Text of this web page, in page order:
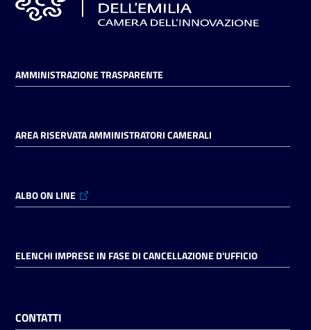
AMMINISTRAZIONE TRASPARENTE
AREA RISERVATA AMMINISTRATORI CAMERALI
ALBO ON LINE
ELENCHI IMPRESE IN FASE DI CANCELLAZIONE D'UFFICIO
CONTATTI